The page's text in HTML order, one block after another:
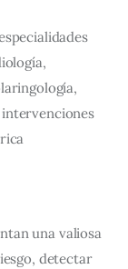
una valiosa
detectar